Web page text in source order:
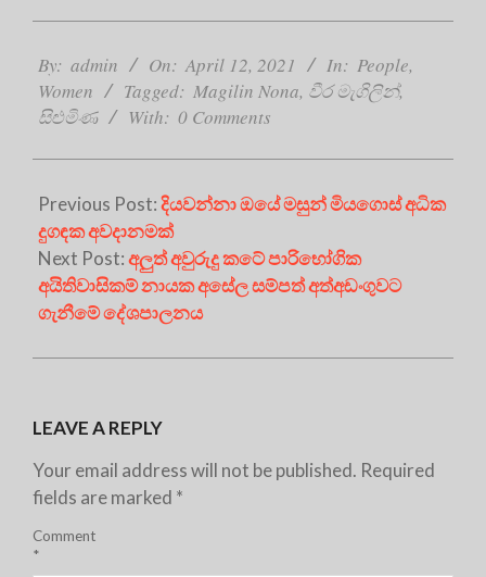
04-
12
By: admin On: April 12, 2021 In: People,
Women
Tagged: Magilin Nona, වීර මැගිලින්,
සිළුමිණ
With: 0 Comments
Previous Post:දියවන්නා ඔයේ මසුන් මියගොස් අධික
දුගඳක අවදානමක්
Next Post:අලුත් අවුරුදු කටේ පාරිභෝගික
අයිතිවාසිකම් නායක අසේල සම්පත් අත්අඩංගුවට
ගැනීමේ දේශපාලනය
LEAVE A REPLY
Your email address will not be published. Required
fields are marked *
Comment
*